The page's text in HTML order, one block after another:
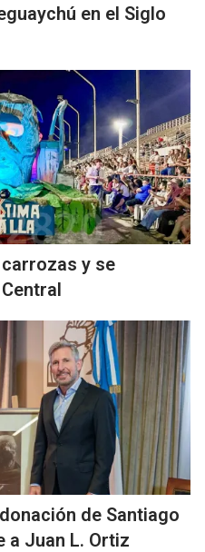
en el Siglo
y se
de Santiago
a Juan L. Ortiz